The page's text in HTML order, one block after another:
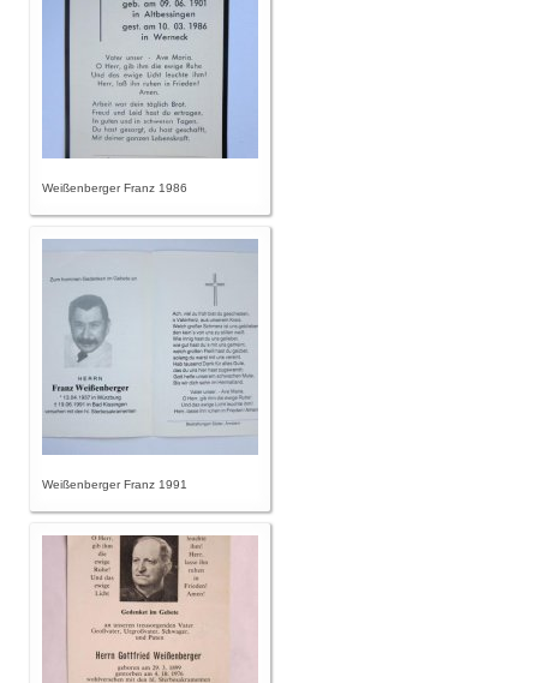
Weißenberger Franz 1986
Weißenberger Franz 1991